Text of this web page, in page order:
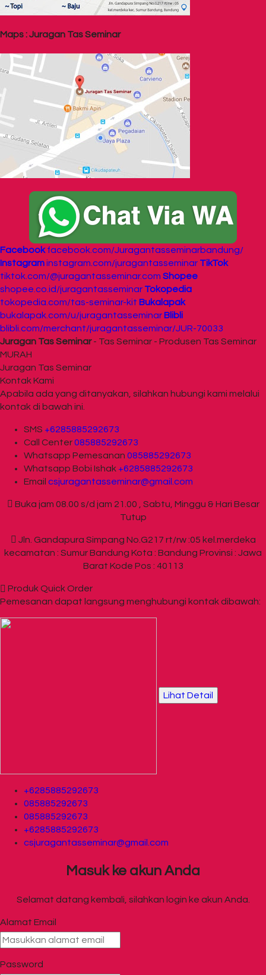
Maps : Juragan Tas Seminar
Facebook facebook.com/Juragantasseminarbandung/
Instagraminstagram.com/juragantasseminar TikTok
tiktok.com/@juragantasseminar.com Shopee
shopee.co.id/juragantasseminar Tokopedia
tokopedia.com/tas-seminar-kit Bukalapak
bukalapak.com/u/juragantasseminar Blibli
blibli.com/merchant/juragantasseminar/JUR-70033
Juragan Tas Seminar- Tas Seminar - Produsen Tas Seminar
MURAH
Juragan Tas Seminar
Kontak Kami
Apabila ada yang ditanyakan, silahkan hubungi kami melalui
kontak di bawah ini.
SMS +6285885292673
Call Center085885292673
Whatsapp Pemesanan 085885292673
Whatsapp Bobi Ishak +6285885292673
Email csjuragantasseminar@gmail.com
Buka jam 08.00 s/d jam 21.00 , Sabtu, Minggu & Hari Besar
Tutup
Jln. Gandapura Simpang No.G217 rt/rw :05 kel.merdeka
kecamatan : Sumur Bandung Kota : Bandung Provinsi : Jawa
Barat Kode Pos : 40113
Produk Quick Order
Pemesanan dapat langsung menghubungi kontak dibawah:
Lihat Detail
+6285885292673
085885292673
085885292673
+6285885292673
csjuragantasseminar@gmail.com
Masuk ke akun Anda
Selamat datang kembali, silahkan login ke akun Anda.
Alamat Email
Password